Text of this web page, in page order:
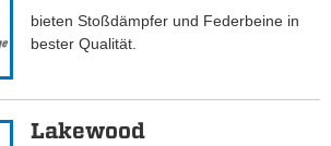
bieten Stoßdämpfer und Federbeine in
bester Qualität.
Lakewood